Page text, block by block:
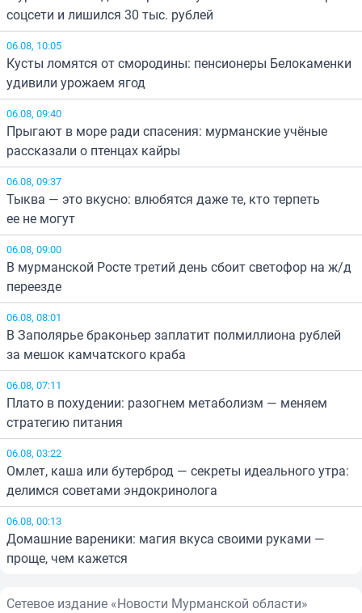
соцсети и лишился 30 тыс. рублей
06.08, 10:05
Кусты ломятся от смородины: пенсионеры Белокаменки
удивили урожаем ягод
06.08, 09:40
Прыгают в море ради спасения: мурманские учёные
рассказали о птенцах кайры
06.08, 09:37
Тыква — это вкусно: влюбятся даже те, кто терпеть
ее не могут
06.08, 09:00
В мурманской Росте третий день сбоит светофор на ж/д
переезде
06.08, 08:01
В Заполярье браконьер заплатит полмиллиона рублей
за мешок камчатского краба
06.08, 07:11
Плато в похудении: разогнем метаболизм — меняем
стратегию питания
06.08, 03:22
Омлет, каша или бутерброд — секреты идеального утра:
делимся советами эндокринолога
06.08, 00:13
Домашние вареники: магия вкуса своими руками —
проще, чем кажется
Сетевое издание «Новости Мурманской области»